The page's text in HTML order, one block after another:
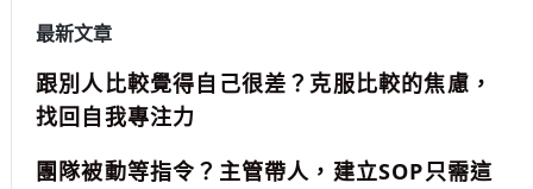
最新文章
跟別人比較覺得自己很差？克服比較的焦慮，
找回自我專注力
團隊被動等指令？主管帶人，建立SOP只需這